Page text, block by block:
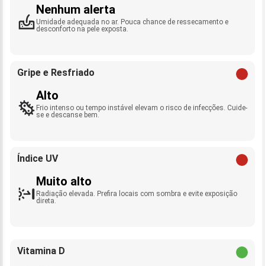
Nenhum alerta
Umidade adequada no ar. Pouca chance de ressecamento e
desconforto na pele exposta.
Gripe e Resfriado
Alto
Frio intenso ou tempo instável elevam o risco de infecções. Cuide-
se e descanse bem.
Índice UV
Muito alto
Radiação elevada. Prefira locais com sombra e evite exposição
direta.
Vitamina D